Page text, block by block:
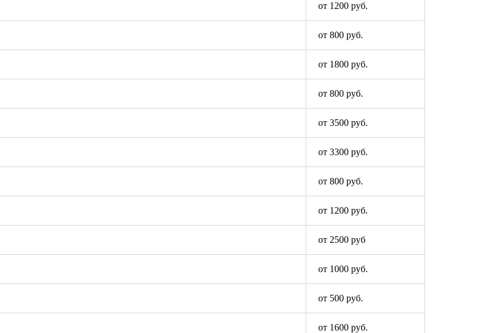
от 1200 руб.
от 800 руб.
от 1800 руб.
от 800 руб.
от 3500 руб.
от 3300 руб.
от 800 руб.
от 1200 руб.
от 2500 руб
от 1000 руб.
от 500 руб.
от 1600 руб.